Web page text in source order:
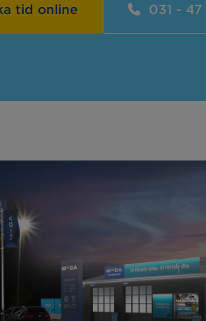
tid online 031 -